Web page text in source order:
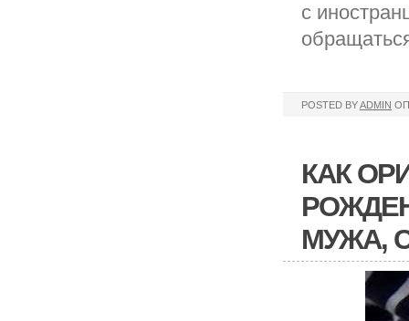
с
POSTED BYADMIN
КАК
МУЖА,